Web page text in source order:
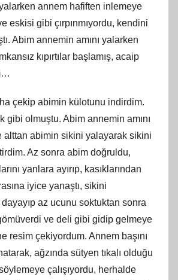
yalarken annem hafiften inlemeye
eskisi gibi çırpınmıyordu, kendini
Abim annemin amını yalarken
kıpırtılar başlamış, acaip
çekip abimin külotunu indirdim.
gibi olmuştu. Abim annemin amını
alttan abimin sikini yalayarak sikini
Az sonra abim doğruldu,
yanlara ayırıp, kasıklarından
iyice yanaştı, sikini
dayayıp az ucunu soktuktan sonra
ve deli gibi gidip gelmeye
resim çekiyordum. Annem başını
ağzında sütyen tıkal ı olduğu
çalışıyordu, herhalde